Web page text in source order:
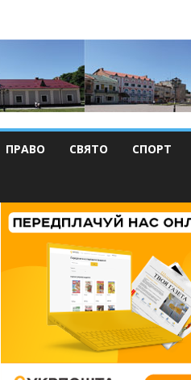
ПРАВО СВЯТО СПОРТ